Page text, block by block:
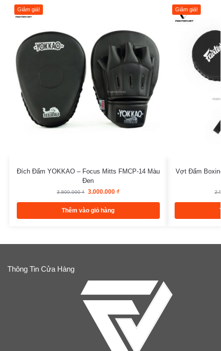
Giảm giá!
Đích Đấm YOKKAO – Focus Mitts FMCP-14 Màu
Đen
3.800.000₫ 3.000.000₫
Thêm vào giỏ hàng
Giảm giá!
Vợt Đấm
Thông Tin Cửa Hàng